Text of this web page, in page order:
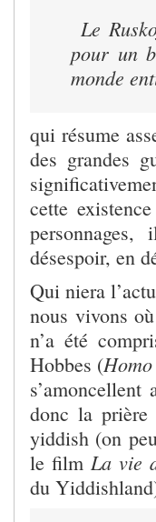
Le
pour un
monde
qui résume
des grandes
cette
désespoir, en
Qui niera
nous vivons
n’a été
Hobbes (
donc la prière
yiddish (on
le filmLa vie
du